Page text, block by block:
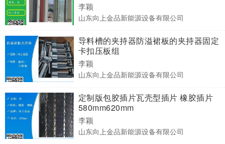
李颖
山东向上金品新能源设备有限公司
导料槽的夹持器防溢裙板的夹持器固定
卡扣压板组
李颖
山东向上金品新能源设备有限公司
定制版包胶插片瓦壳型插片 橡胶插片
580mm620mm
李颖
山东向上金品新能源设备有限公司